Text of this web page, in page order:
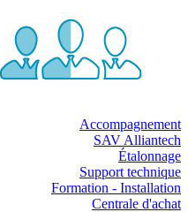
Accompagnement
SAV Alliantech
Étalonnage
Support technique
Formation - Installation
Centrale d'achat